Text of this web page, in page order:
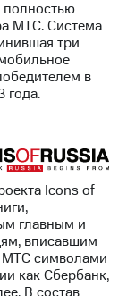
полностью
МТС. Система
три
в
года.
Icons of
главным и
вписавшим
МТС символами
как Сбербанк,